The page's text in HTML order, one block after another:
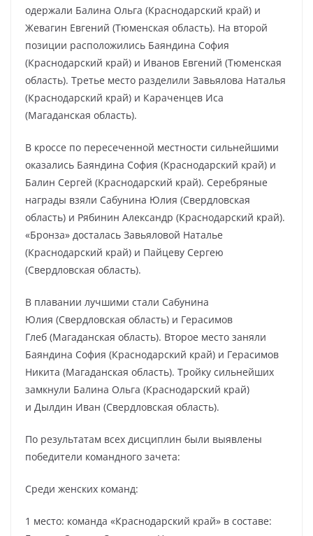
одержали Балина Ольга (Краснодарский край) и
Жевагин Евгений (Тюменская область). На второй
позиции расположились Баяндина София
(Краснодарский край) и Иванов Евгений (Тюменская
область). Третье место разделили Завьялова Наталья
(Краснодарский край) и Караченцев Иса
(Магаданская область).
В кроссе по пересеченной местности сильнейшими
оказались Баяндина София (Краснодарский край) и
Балин Сергей (Краснодарский край). Серебряные
награды взяли Сабунина Юлия (Свердловская
область) и Рябинин Александр (Краснодарский край).
«Бронза» досталась Завьяловой Наталье
(Краснодарский край) и Пайцеву Сергею
(Свердловская область).
В плавании лучшими стали Сабунина
Юлия (Свердловская область) и Герасимов
Глеб (Магаданская область). Второе место заняли
Баяндина София (Краснодарский край) и Герасимов
Никита (Магаданская область). Тройку сильнейших
замкнули Балина Ольга (Краснодарский край)
и Дылдин Иван (Свердловская область).
По результатам всех дисциплин были выявлены
победители командного зачета:
Среди женских команд:
1 место: команда «Краснодарский край» в составе: